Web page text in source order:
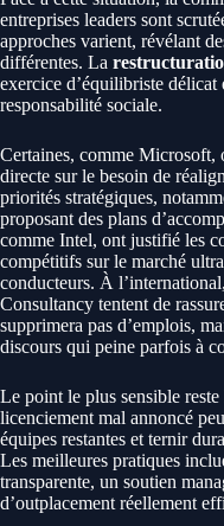
entreprises leaders sont
approches varient, révélant
différentes. La
exercice d’équilibriste
responsabilité sociale.
Certaines, comme Microsoft,
directe sur le besoin de
priorités stratégiques,
proposant des plans
comme Intel, ont justifié les
compétitifs sur le marché
conducteurs. À
Consultancy tentent de
supprimera pas d’emplois,
discours qui peine parfois à
Le point le plus sensible
licenciement mal annoncé
équipes restantes et ternir
Les meilleures pratiques
transparente, un soutien
d’outplacement réellement